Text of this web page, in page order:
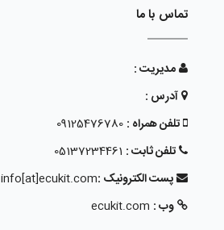
تماس با ما
مدیریت :
آدرس :
تلفن همراه : 09125476780
تلفن ثابت : 05137234461
پست الکترونیک :info[at]ecukit.com
وب : ecukit.com